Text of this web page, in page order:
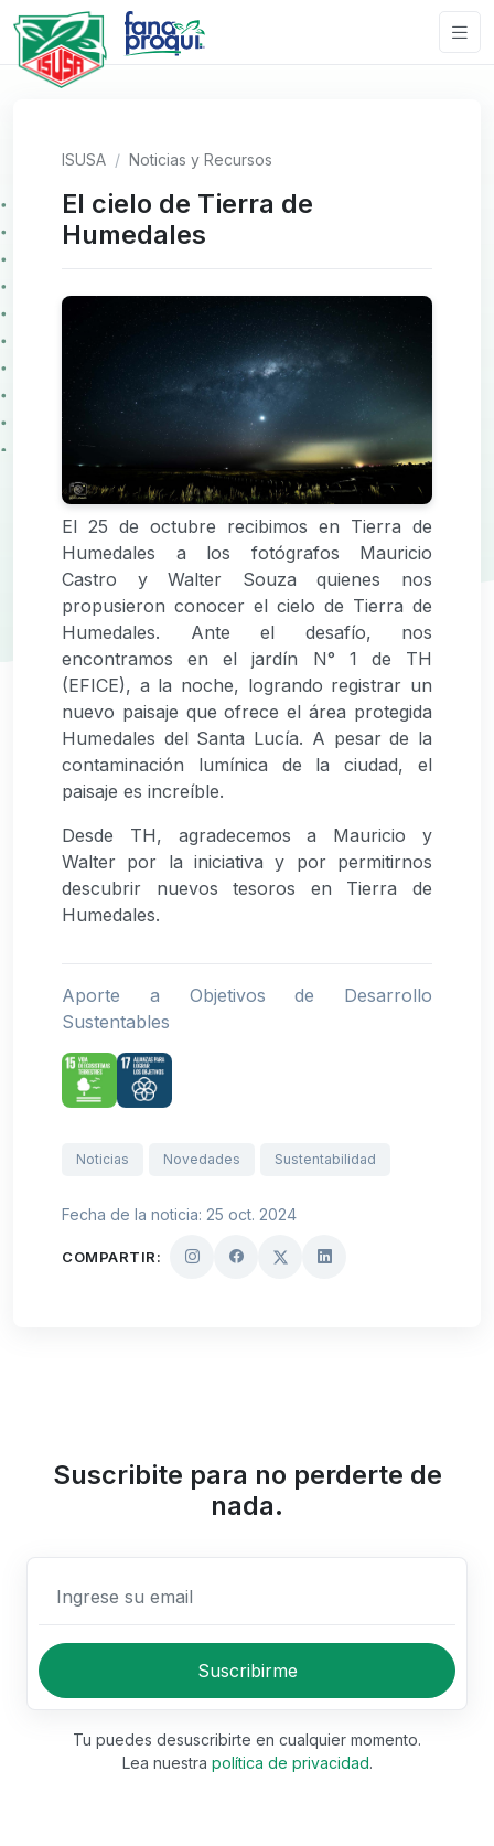
ISUSA Noticias y Recursos
El cielo de Tierra de
Humedales
El 25 de octubre recibimos en Tierra de
Humedales a los fotógrafos Mauricio
Castro y Walter Souza quienes nos
propusieron conocer el cielo de Tierra de
Humedales. Ante el desafío, nos
encontramos en el jardín N° 1 de TH
(EFICE), a la noche, logrando registrar un
nuevo paisaje que ofrece el área protegida
Humedales del Santa Lucía. A pesar de la
contaminación lumínica de la ciudad, el
paisaje es increíble.
Desde TH, agradecemos a Mauricio y
Walter por la iniciativa y por permitirnos
descubrir nuevos tesoros en Tierra de
Humedales.
Aporte a Objetivos de Desarrollo
Sustentables
Noticias Novedades Sustentabilidad
Fecha de la noticia: 25 oct. 2024
COMPARTIR:
Suscribite para no perderte de
nada.
Suscribirme
Tu puedes desuscribirte en cualquier momento.
Lea nuestra política de privacidad.